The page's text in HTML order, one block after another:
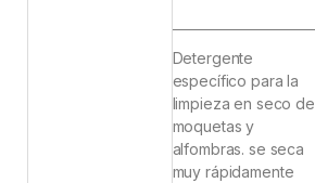
Detergente
específico para la
limpieza en seco de
moquetas y
alfombras. se seca
muy rápidamente